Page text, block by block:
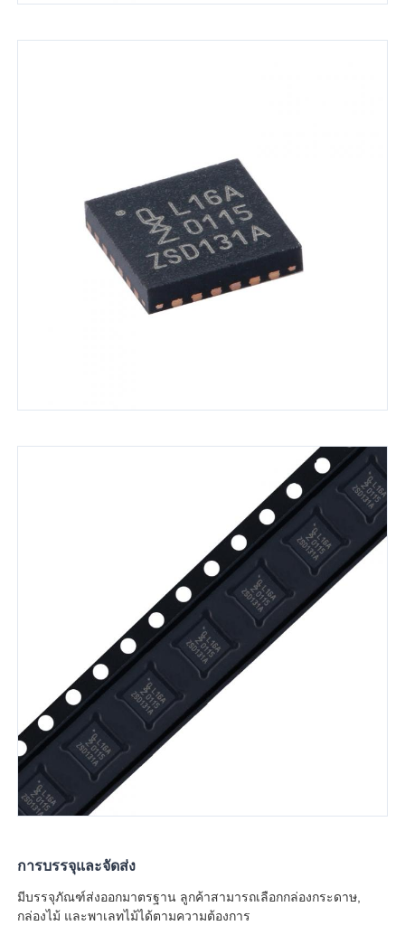
การบรรจุและจัดส่ง
มีบรรจุภัณฑ์ส่งออกมาตรฐาน ลูกค้าสามารถเลือกกล่องกระดาษ,
กล่องไม้ และพาเลทไม้ได้ตามความต้องการ